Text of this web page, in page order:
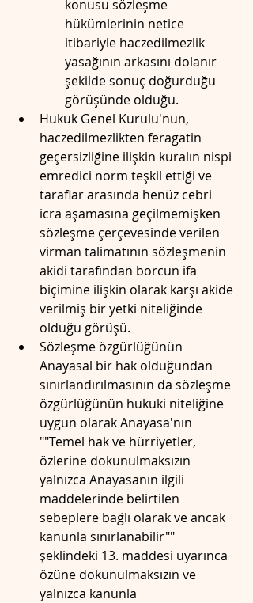
konusu sözleşme
hükümlerinin netice
itibariyle haczedilmezlik
yasağının arkasını dolanır
şekilde sonuç doğurduğu
görüşünde olduğu.
Hukuk Genel Kurulu'nun,
haczedilmezlikten feragatin
geçersizliğine ilişkin kuralın nispi
emredici norm teşkil ettiği ve
taraflar arasında henüz cebri
icra aşamasına geçilmemişken
sözleşme çerçevesinde verilen
virman talimatının sözleşmenin
akidi tarafından borcun ifa
biçimine ilişkin olarak karşı akide
verilmiş bir yetki niteliğinde
olduğu görüşü.
Sözleşme özgürlüğünün
Anayasal bir hak olduğundan
sınırlandırılmasının da sözleşme
özgürlüğünün hukuki niteliğine
uygun olarak Anayasa'nın
""Temel hak ve hürriyetler,
özlerine dokunulmaksızın
yalnızca Anayasanın ilgili
maddelerinde belirtilen
sebeplere bağlı olarak ve ancak
kanunla sınırlanabilir""
şeklindeki 13. maddesi uyarınca
özüne dokunulmaksızın ve
yalnızca kanunla